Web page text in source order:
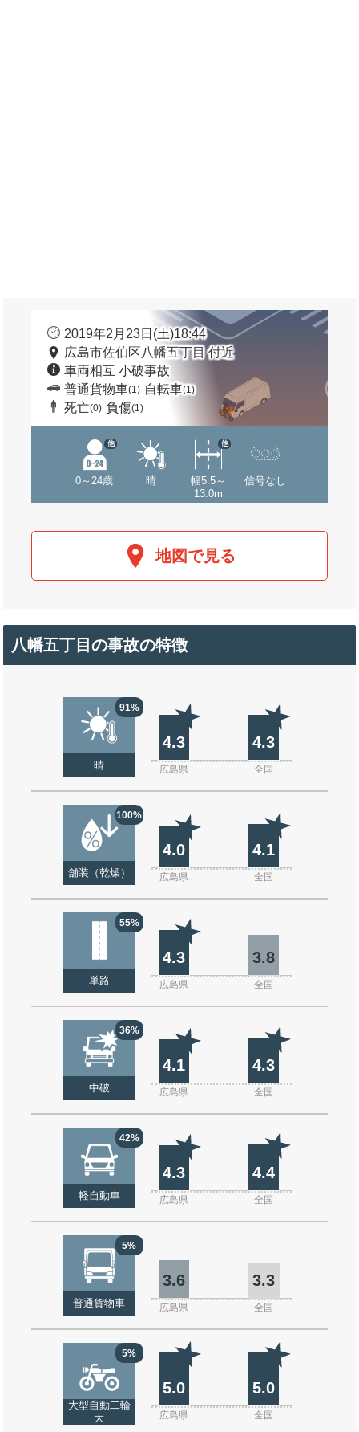
2019年2月23日(土)18:44
広島市佐伯区八幡五丁目 付近
車両相互 小破事故
普通貨物車(1) 自転車(1)
死亡(0) 負傷(1)
0～24歳
他
晴
幅5.5～
13.0m
他
信号なし
地図で見る
八幡五丁目の事故の特徴
91%
晴
4.3 4.3
広島県 全国
100%
舗装（乾燥）
4.0 4.1
広島県 全国
55%
単路
4.3 3.8
広島県 全国
36%
中破
4.1 4.3
広島県 全国
42%
軽自動車
4.3 4.4
広島県 全国
5%
普通貨物車
3.6 3.3
広島県 全国
5%
大型自動二輪
大
5.0 5.0
広島県 全国